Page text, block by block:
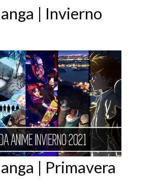
| Invierno
| Primavera